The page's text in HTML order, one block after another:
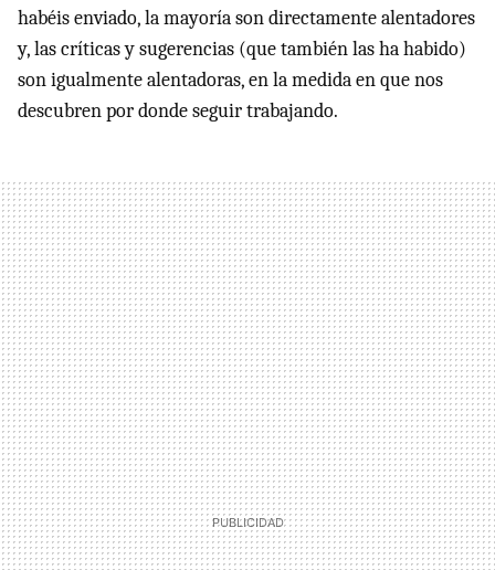
habéis enviado, la mayoría son directamente alentadores
y, las críticas y sugerencias (que también las ha habido)
son igualmente alentadoras, en la medida en que nos
descubren por donde seguir trabajando.